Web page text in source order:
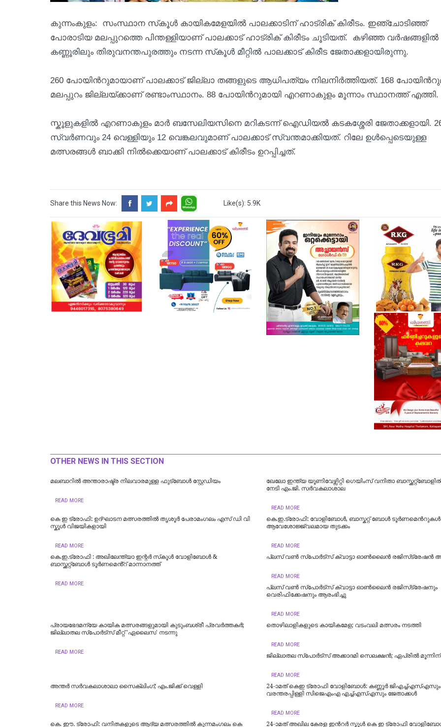
കുന്നംകുളം: സംസ്ഥാന സ്‌കൂൾ കായികമേളയിൽ പാലക്കാടിന് ഹാട്രിക് കിരീടം. ഇഞ്ചോടിഞ്ഞ്
പോരാടിയ മലപ്പുറത്തെ പിന്തള്ളിയാണ് പാലക്കാട് ഹാട്രിക് കിരീടം ചൂടിയത്. കഴിഞ്ഞ വർഷങ്ങളിൽ
കണ്ണൂരിലും തിരുവനന്തപുരത്തും നടന്ന സ്‌കൂൾ മീറ്റിൽ പാലക്കാട് കിരീട ജേതാക്കളായിരുന്നു.
260 പോയിന്‍റുമായാണ് പാലക്കാട് ജില്ലാ തങ്ങളുടെ ആധിപത്യം നിലനിർത്തിയത്. 168
മലപ്പുറം ജില്ലയ്ക്കാണ് രണ്ടാംസ്ഥാനം. 88 പോയിന്‍റുമായി എറണാകുളം മൂന്നാം സ്ഥാനത്ത് എത്തി.
സ്കൂളുകളിൽ എറണാകുളം മാർ ബസേലിയസിനെ മറികടന്ന് ഐഡിയൽ കടകശ്ശേരി ജേതാക്കളായി.
സ്വർണവും 24 വെള്ളിയും 12 വെങ്കലവുമാണ് പാലക്കാട് സ്വന്തമാക്കിയത്. റിലേ ഉൾപ്പെടെയുള്ള
മത്സരങ്ങൾ ബാക്കി നിൽക്കെയാണ് പാലക്കാട് കിരീടം ഉറപ്പിച്ചത്.
Share this News Now: Like(s): 5.9K
OTHER NEWS IN THIS SECTION
മലബാറിൽ അന്താരാഷ്ട്ര നിലവാരമുള്ള ഫുട്ബോൾ സ്റ്റേഡിയം
READ MORE
ഖേലോ ഇന്ത്യ യൂണിവേഴ്സിറ്റി ഗെയിംസ് വനിതാ ബാസ്ക്കറ്റ്ബോളില്‍
നേടി എം.ജി. സര്‍വകലാശാല
READ MORE
കെ ഇ ട്രോഫി: ഉദ്ഘാടന മത്സരത്തിൽ തൃശൂർ പേരാമംഗലം എസ് ഡി വി
സ്കൂൾ വിജയികളായി
READ MORE
കെ.ഇ.ട്രോഫി: വോളിബോൾ, ബാസ്കറ്റ് ബോൾ
ആവേശോജ്ജ്വലമായ തുടക്കം
READ MORE
കെ.ഇ.ട്രോഫി : അഖിലേന്ത്യാ ഇന്റർ സ്‌കൂൾ വോളിബോൾ &
ബാസ്ക്കറ്റ്ബോൾ ടൂർണമെൻ്റ് മാന്നാനത്ത്
READ MORE
പ്ലസ് വണ്‍ സ്‌പോര്‍ട്സ് ക്വാട്ടാ ഓണ്‍ലൈന്‍ രജിസ്‌ട്രേഷന്‍
READ MORE
പ്ലസ് വൺ സ്‌പോർട്‌സ് ക്വാട്ടാ ഓൺലൈൻ രജിസ്‌ട്രേഷനും
വെരിഫിക്കേഷനും ആരംഭിച്ചു
READ MORE
പ്രായഭേദമന്യേ കായിക മത്സരങ്ങളുമായി കുടുംബശ്രീ പ്രവർത്തകർ;
ജില്ലാതല സ്‌പോർട്സ് മീറ്റ് 'ഏലൈസ' നടന്നു
READ MORE
തൊഴിലാളികളുടെ കായികമേള; വടംവലി മത്സരം നടത്തി
READ MORE
ജില്ലാതല സ്പോർട്‌സ് അക്കാദമി സെലക്ഷൻ; ഏപ്രിൽ മൂന്നിന്
READ MORE
അന്തര്‍ സര്‍വകലാശാലാ സൈക്ലിംഗ്; എം.ജിക്ക് വെള്ളി
READ MORE
24-ാമത് കെഇ ട്രോഫി വോളിബോൾ: കണ്ണൂർ ജിഎച്ച്എസ്എസും
വരന്തരപ്പിള്ളി സിജെഎംഎ എച്ച്എസ്എസും ജേതാക്കൾ
READ MORE
കെ. ഈ. ട്രോഫി: വനിതകളുടെ ആദ്യ മത്സരത്തിൽ കുന്നമംഗലം കെ
24-ാമത് അഖില കേരള ഇന്‍റർ സ്കൂൾ കെ ഇ ട്രോഫി